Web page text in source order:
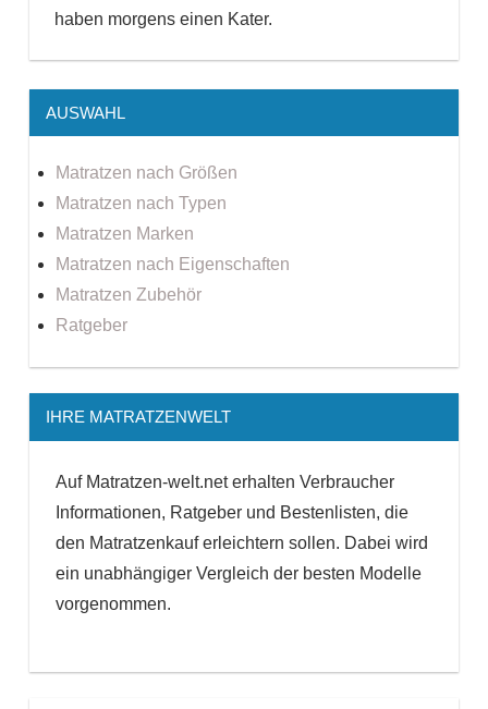
haben morgens einen Kater.
AUSWAHL
Matratzen nach Größen
Matratzen nach Typen
Matratzen Marken
Matratzen nach Eigenschaften
Matratzen Zubehör
Ratgeber
IHRE MATRATZENWELT
Auf Matratzen-welt.net erhalten Verbraucher
Informationen, Ratgeber und Bestenlisten, die
den Matratzenkauf erleichtern sollen. Dabei wird
ein unabhängiger Vergleich der besten Modelle
vorgenommen.